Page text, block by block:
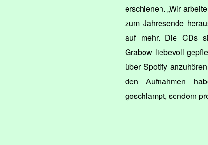
erschienen. „Wir
zum Jahresende
auf mehr. Die CDs
Grabow liebevoll
über Spotify
den Aufnahmen
geschlampt, sondern